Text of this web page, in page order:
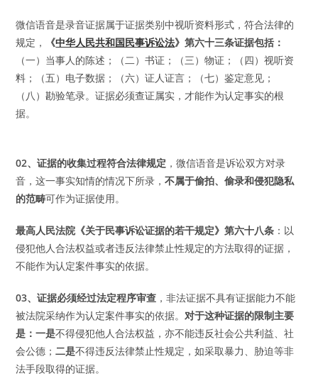
微信语音是录音证据属于证据类别中视听资料形式，符合法律的
规定，
《中华人民共和国民事诉讼法》第六十三条证据包括：
（一）当事人的陈述；（二）书证；（三）物证；（四）视听资
料；（五）电子数据；（六）证人证言；（七）鉴定意见；
（八）勘验笔录。证据必须查证属实，才能作为认定事实的根
据。
02、证据的收集过程符合法律规定 ，微信语音是诉讼双方对录
音，这一事实知情的情况下所录，不属于偷拍、偷录和侵犯隐私
的范畴可作为证据使用。
最高人民法院《关于民事诉讼证据的若干规定》第六十八条 ：以
侵犯他人合法权益或者违反法律禁止性规定的方法取得的证据，
不能作为认定案件事实的依据。
03、证据必须经过法定程序审查 ，非法证据不具有证据能力不能
被法院采纳作为认定案件事实的依据。对于这种证据的限制主要
是：一是不得侵犯他人合法权益，亦不能违反社会公共利益、社
会公德；二是不得违反法律禁止性规定，如采取暴力、胁迫等非
法手段取得的证据。